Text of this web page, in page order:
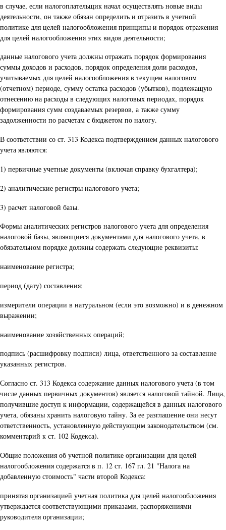
в случае, если налогоплательщик начал осуществлять новые виды
деятельности, он также обязан определить и отразить в учетной
политике для целей налогообложения принципы и порядок отражения
для целей налогообложения этих видов деятельности;
данные налогового учета должны отражать порядок формирования
суммы доходов и расходов, порядок определения доли расходов,
учитываемых для целей налогообложения в текущем налоговом
(отчетном) периоде, сумму остатка расходов (убытков), подлежащую
отнесению на расходы в следующих налоговых периодах, порядок
формирования сумм создаваемых резервов, а также сумму
задолженности по расчетам с бюджетом по налогу.
В соответствии со ст. 313 Кодекса подтверждением данных налогового
учета являются:
1) первичные учетные документы (включая справку бухгалтера);
2) аналитические регистры налогового учета;
3) расчет налоговой базы.
Формы аналитических регистров налогового учета для определения
налоговой базы, являющиеся документами для налогового учета, в
обязательном порядке должны содержать следующие реквизиты:
наименование регистра;
период (дату) составления;
измерители операции в натуральном (если это возможно) и в денежном
выражении;
наименование хозяйственных операций;
подпись (расшифровку подписи) лица, ответственного за составление
указанных регистров.
Согласно ст. 313 Кодекса содержание данных налогового учета (в том
числе данных первичных документов) является налоговой тайной. Лица,
получившие доступ к информации, содержащейся в данных налогового
учета, обязаны хранить налоговую тайну. За ее разглашение они несут
ответственность, установленную действующим законодательством (см.
комментарий к ст. 102 Кодекса).
Общие положения об учетной политике организации для целей
налогообложения содержатся в п. 12 ст. 167 гл. 21 "Налога на
добавленную стоимость" части второй Кодекса:
принятая организацией учетная политика для целей налогообложения
утверждается соответствующими приказами, распоряжениями
руководителя организации;